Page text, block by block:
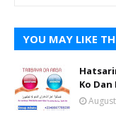
YOU MAY LIKE
Ko Dan